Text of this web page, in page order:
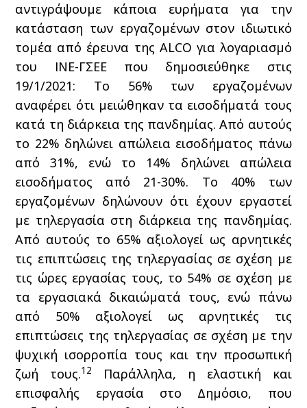
αντιγράψουμε κάποια ευρήματα για την
κατάσταση των εργαζομένων στον ιδιωτικό
τομέα από έρευνα της ALCO για λογαριασμό
του ΙΝΕ-ΓΣΕΕ που δημοσιεύθηκε στις
19/1/2021: Το 56% των εργαζομένων
αναφέρει ότι μειώθηκαν τα εισοδήματά τους
κατά τη διάρκεια της πανδημίας. Από αυτούς
το 22% δηλώνει απώλεια εισοδήματος πάνω
από 31%, ενώ το 14% δηλώνει απώλεια
εισοδήματος από 21-30%. Το 40% των
εργαζομένων δηλώνουν ότι έχουν εργαστεί
με τηλεργασία στη διάρκεια της πανδημίας.
Από αυτούς το 65% αξιολογεί ως αρνητικές
τις επιπτώσεις της τηλεργασίας σε σχέση με
τις ώρες εργασίας τους, το 54% σε σχέση με
τα εργασιακά δικαιώματά τους, ενώ πάνω
από 50% αξιολογεί ως αρνητικές τις
επιπτώσεις της τηλεργασίας σε σχέση με την
ψυχική ισορροπία τους και την προσωπική
ζωή τους.12
Παράλληλα, η ελαστική και
επισφαλής εργασία στο Δημόσιο, που